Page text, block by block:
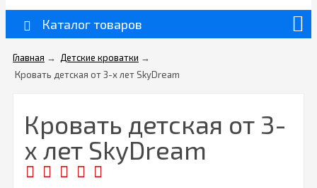
Каталог товаров
Главная → Детские кроватки →
Кровать детская от 3-х лет SkyDream
Кровать детская от 3-
х лет SkyDream